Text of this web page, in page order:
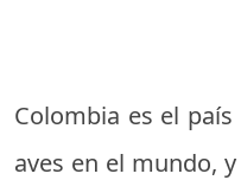
Colombia es el
aves en el mundo,